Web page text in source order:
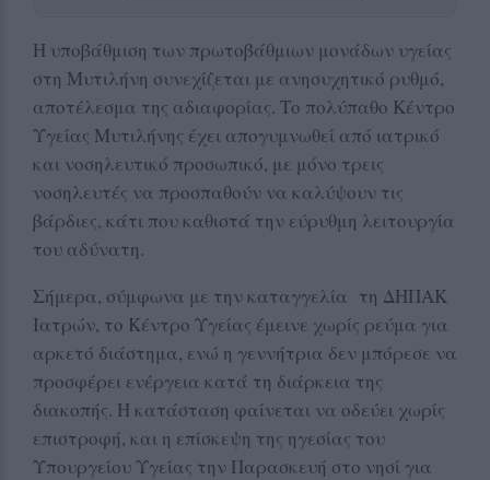
Η υποβάθμιση των πρωτοβάθμιων μονάδων υγείας
στη Μυτιλήνη συνεχίζεται με ανησυχητικό ρυθμό,
αποτέλεσμα της αδιαφορίας. Το πολύπαθο Κέντρο
Υγείας Μυτιλήνης έχει απογυμνωθεί από ιατρικό
και νοσηλευτικό προσωπικό, με μόνο τρεις
νοσηλευτές να προσπαθούν να καλύψουν τις
βάρδιες, κάτι που καθιστά την εύρυθμη λειτουργία
του αδύνατη.
Σήμερα, σύμφωνα με την καταγγελία τη ΔΗΠΑΚ
Ιατρών, το Κέντρο Υγείας έμεινε χωρίς ρεύμα για
αρκετό διάστημα, ενώ η γεννήτρια δεν μπόρεσε να
προσφέρει ενέργεια κατά τη διάρκεια της
διακοπής. Η κατάσταση φαίνεται να οδεύει χωρίς
επιστροφή, και η επίσκεψη της ηγεσίας του
Υπουργείου Υγείας την Παρασκευή στο νησί για